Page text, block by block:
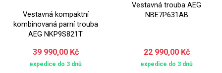
Vestavná kompaktní
kombinovaná parní trouba
AEG NKP9S821T
39 990,00 Kč
expedice do 3 dnů
Vestavná trouba AEG
NBE7P631AB
22 990,00 Kč
expedice do 3 dnů